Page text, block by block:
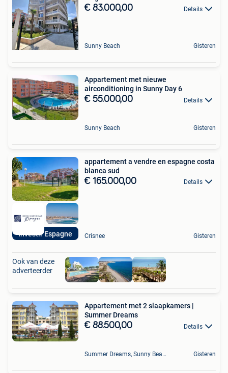
€ 83.000,00 Details
Sunny Beach Gisteren
Appartement met nieuwe
airconditioning in Sunny Day 6
€ 55.000,00 Details
Sunny Beach Gisteren
Investir Espagne
appartement a vendre en espagne costa
blanca sud
€ 165.000,00 Details
Crisnee Gisteren
Ook van deze
adverteerder
Appartement met 2 slaapkamers |
Summer Dreams
€ 88.500,00 Details
Summer Dreams, Sunny Beach Gisteren